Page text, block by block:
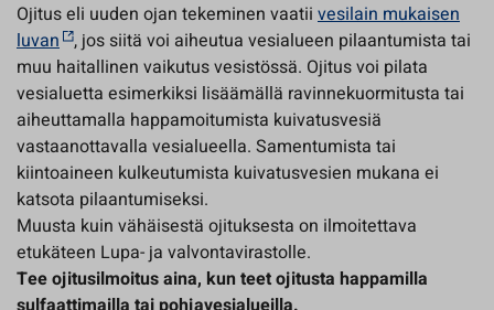
Ojitus eli uuden ojan tekeminen vaatii vesilain mukaisen
luvan , jos siitä voi aiheutua vesialueen pilaantumista tai
muu haitallinen vaikutus vesistössä. Ojitus voi pilata
vesialuetta esimerkiksi lisäämällä ravinnekuormitusta tai
aiheuttamalla happamoitumista kuivatusvesiä
vastaanottavalla vesialueella. Samentumista tai
kiintoaineen kulkeutumista kuivatusvesien mukana ei
katsota pilaantumiseksi.
Muusta kuin vähäisestä ojituksesta on ilmoitettava
etukäteen Lupa- ja valvontavirastolle.
Tee ojitusilmoitus aina, kun teet ojitusta happamilla